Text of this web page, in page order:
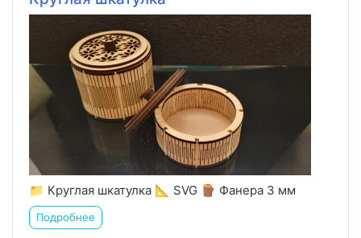
📁 Круглая шкатулка 📐 SVG 🪵 Фанера 3 мм
Подробнее